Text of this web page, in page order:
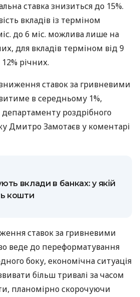
ставка знизиться до 15%.
вкладів із терміном
до 6 міс. можлива лише на
для вкладів терміном від 9
річних.
ставок за гривневими
в середньому 1%,
роздрібного
Дмитро Замотаєв у коментарі
вклади в банках: у якій
кошти
ставок за гривневими
веде до переформатування
боку, економічна ситуація
більш тривалі за часом
планомірно скорочуючи